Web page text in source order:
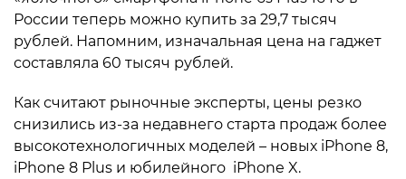
России теперь можно купить за 29,7 тысяч
рублей. Напомним, изначальная цена на гаджет
составляла 60 тысяч рублей.
Как считают рыночные эксперты, цены резко
снизились из-за недавнего старта продаж более
высокотехнологичных моделей – новых iPhone 8,
iPhone 8 Plus и юбилейного iPhone X.